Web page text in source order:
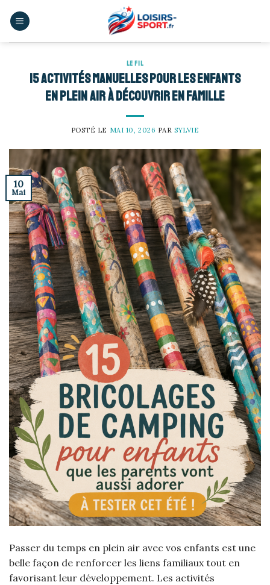
LE FIL
15 activités manuelles pour les enfants
en plein air à découvrir en famille
POSTÉ LE MAI 10, 2026 PARSYLVIE
10
Mai
Passer du temps en plein air avec vos enfants est une
belle façon de renforcer les liens familiaux tout en
favorisant leur développement. Les activités